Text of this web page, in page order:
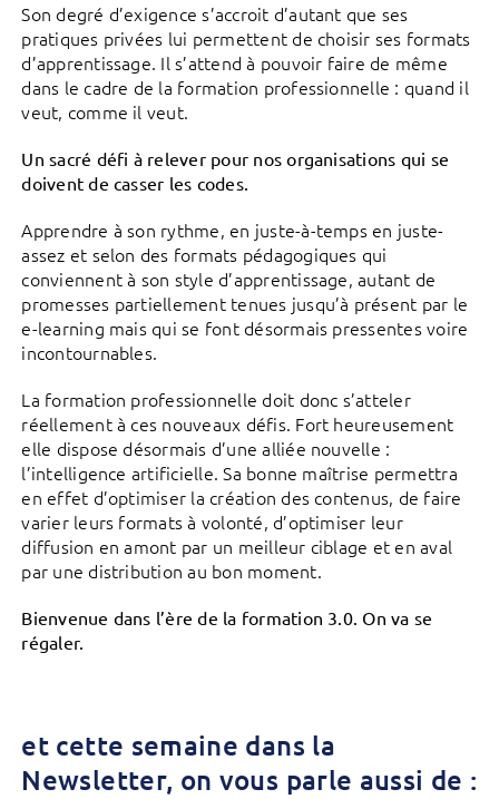
Son degré d’exigence s’accroit d’autant que ses
pratiques privées lui permettent de choisir ses formats
d’apprentissage. Il s’attend à pouvoir faire de même
dans le cadre de la formation professionnelle : quand il
veut, comme il veut.
Un sacré défi à relever pour nos organisations qui se
doivent de casser les codes.
Apprendre à son rythme, en juste-à-temps en juste-
assez et selon des formats pédagogiques qui
conviennent à son style d’apprentissage, autant de
promesses partiellement tenues jusqu’à présent par le
e-learning mais qui se font désormais pressentes voire
incontournables.
La formation professionnelle doit donc s’atteler
réellement à ces nouveaux défis. Fort heureusement
elle dispose désormais d’une alliée nouvelle :
l’intelligence artificielle. Sa bonne maîtrise permettra
en effet d’optimiser la création des contenus, de faire
varier leurs formats à volonté, d’optimiser leur
diffusion en amont par un meilleur ciblage et en aval
par une distribution au bon moment.
Bienvenue dans l’ère de la formation 3.0. On va se
régaler.
et cette semaine dans la
Newsletter, on vous parle aussi de :